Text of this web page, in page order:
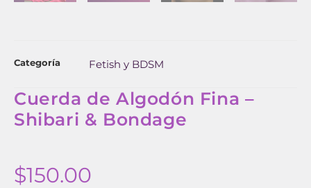
Categoría Fetish y BDSM
Cuerda de Algodón Fina –
Shibari & Bondage
$150.00